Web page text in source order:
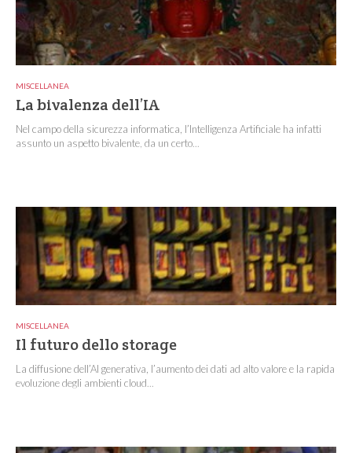
MISCELLANEA
La bivalenza dell’IA
Nel campo della sicurezza informatica, l’Intelligenza Artificiale ha infatti
assunto un aspetto bivalente, da un certo...
MISCELLANEA
Il futuro dello storage
La diffusione dell’AI generativa, l’aumento dei dati ad alto valore e la rapida
evoluzione degli ambienti cloud...